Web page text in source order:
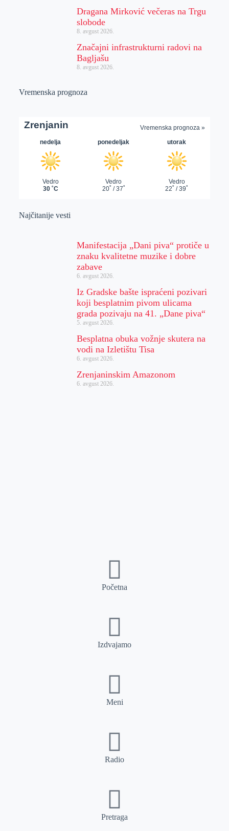
Dragana Mirković večeras na Trgu
slobode
8. avgust 2026.
Značajni infrastrukturni radovi na
Bagljašu
8. avgust 2026.
Vremenska prognoza
Najčitanije vesti
Manifestacija „Dani piva“ protiče u
znaku kvalitetne muzike i dobre
zabave
6. avgust 2026.
Iz Gradske bašte ispraćeni pozivari
koji besplatnim pivom ulicama
grada pozivaju na 41. „Dane piva“
5. avgust 2026.
Besplatna obuka vožnje skutera na
vodi na Izletištu Tisa
6. avgust 2026.
Zrenjaninskim Amazonom
6. avgust 2026.
Početna
Izdvajamo
Meni
Radio
Pretraga